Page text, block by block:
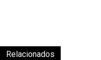
Relacionados